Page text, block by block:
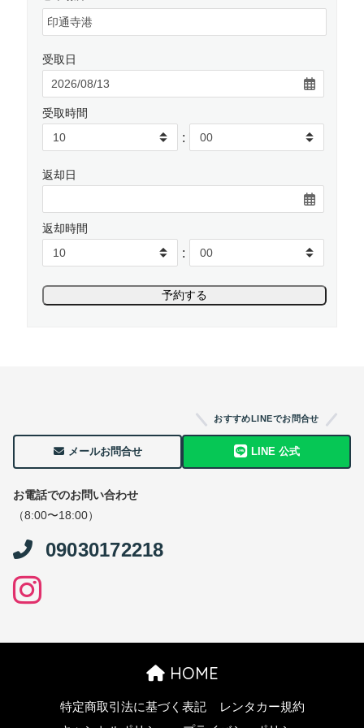
受取日
受取時間
:
返却日
返却時間
:
メールお問合せ
おすすめLINEでお問合せ
LINE 公式
お電話でのお問い合わせ
（8:00〜18:00）
09030172218
HOME
特定商取引法に基づく表記
レンタカー規約